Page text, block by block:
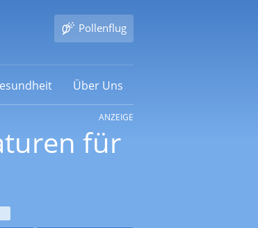
Pollenflug
Über Uns
für
ANZEIGE